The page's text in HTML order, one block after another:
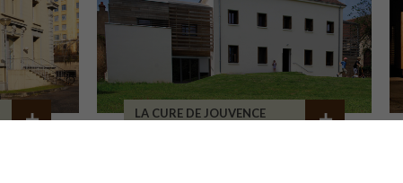
LA CURE DE JOUVENCE